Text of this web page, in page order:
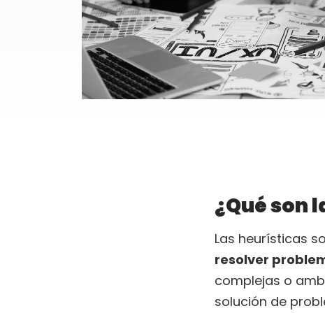
¿Qué son
Las heurísticas
resolver
complejas o
solución de